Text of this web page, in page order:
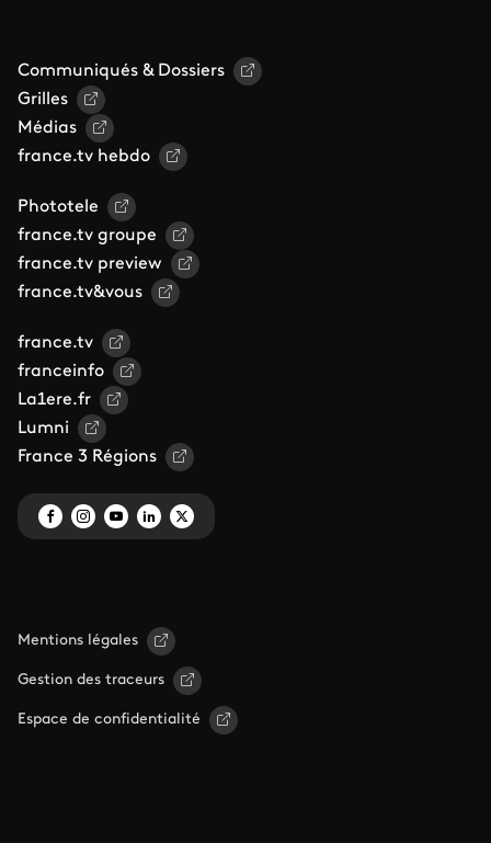
Communiqués & Dossiers
Grilles
Médias
france.tv hebdo
Phototele
france.tv groupe
france.tv preview
france.tv&vous
france.tv
franceinfo
La1ere.fr
Lumni
France 3 Régions
Mentions légales
Gestion des traceurs
Espace de confidentialité